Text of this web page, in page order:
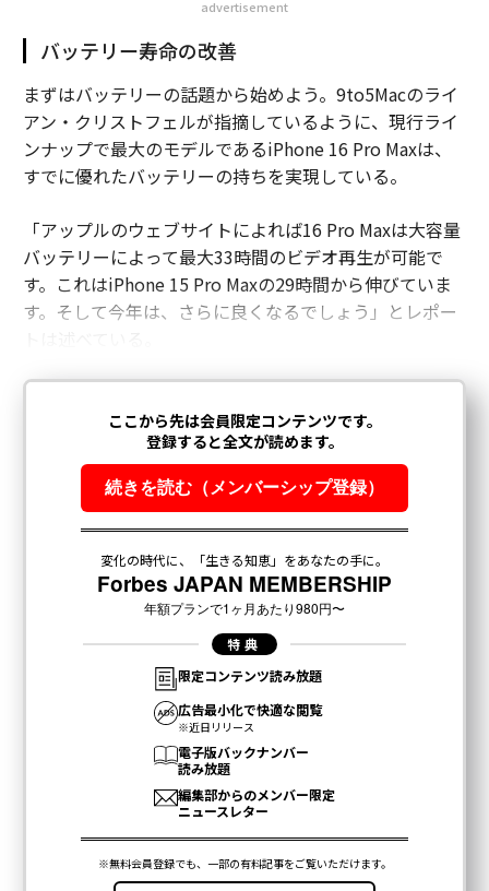
advertisement
バッテリー寿命の改善
まずはバッテリーの話題から始めよう。9to5Macのライ
アン・クリストフェルが指摘しているように、現行ライ
ンナップで最大のモデルであるiPhone 16 Pro Maxは、
すでに優れたバッテリーの持ちを実現している。
「アップルのウェブサイトによれば16 Pro Maxは大容量
バッテリーによって最大33時間のビデオ再生が可能で
す。これはiPhone 15 Pro Maxの29時間から伸びていま
す。そして今年は、さらに良くなるでしょう」とレポー